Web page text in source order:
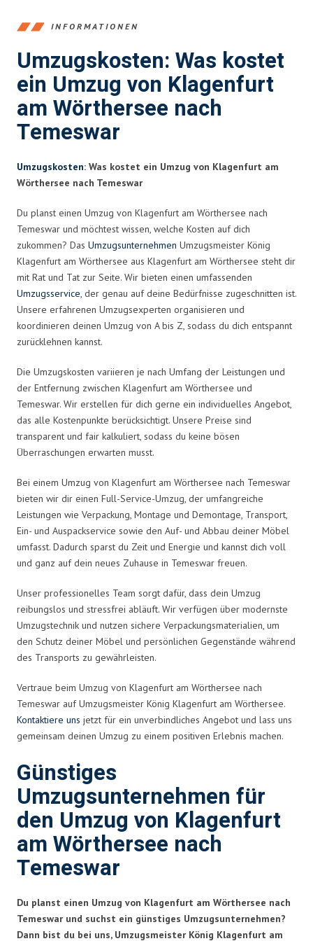
INFORMATIONEN
Umzugskosten: Was kostet
ein Umzug von Klagenfurt
am Wörthersee nach
Temeswar
Umzugskosten: Was kostet ein Umzug von Klagenfurt am
Wörthersee nach Temeswar
Du planst einen Umzug von Klagenfurt am Wörthersee nach
Temeswar und möchtest wissen, welche Kosten auf dich
zukommen? Das Umzugsunternehmen Umzugsmeister König
Klagenfurt am Wörthersee aus Klagenfurt am Wörthersee steht dir
mit Rat und Tat zur Seite. Wir bieten einen umfassenden
Umzugsservice, der genau auf deine Bedürfnisse zugeschnitten ist.
Unsere erfahrenen Umzugsexperten organisieren und
koordinieren deinen Umzug von A bis Z, sodass du dich entspannt
zurücklehnen kannst.
Die Umzugskosten variieren je nach Umfang der Leistungen und
der Entfernung zwischen Klagenfurt am Wörthersee und
Temeswar. Wir erstellen für dich gerne ein individuelles Angebot,
das alle Kostenpunkte berücksichtigt. Unsere Preise sind
transparent und fair kalkuliert, sodass du keine bösen
Überraschungen erwarten musst.
Bei einem Umzug von Klagenfurt am Wörthersee nach Temeswar
bieten wir dir einen Full-Service-Umzug, der umfangreiche
Leistungen wie Verpackung, Montage und Demontage, Transport,
Ein- und Auspackservice sowie den Auf- und Abbau deiner Möbel
umfasst. Dadurch sparst du Zeit und Energie und kannst dich voll
und ganz auf dein neues Zuhause in Temeswar freuen.
Unser professionelles Team sorgt dafür, dass dein Umzug
reibungslos und stressfrei abläuft. Wir verfügen über modernste
Umzugstechnik und nutzen sichere Verpackungsmaterialien, um
den Schutz deiner Möbel und persönlichen Gegenstände während
des Transports zu gewährleisten.
Vertraue beim Umzug von Klagenfurt am Wörthersee nach
Temeswar auf Umzugsmeister König Klagenfurt am Wörthersee.
Kontaktiere uns jetzt für ein unverbindliches Angebot und lass uns
gemeinsam deinen Umzug zu einem positiven Erlebnis machen.
Günstiges
Umzugsunternehmen für
den Umzug von Klagenfurt
am Wörthersee nach
Temeswar
Du planst einen Umzug von Klagenfurt am Wörthersee nach
Temeswar und suchst ein günstiges Umzugsunternehmen?
Dann bist du bei uns, Umzugsmeister König Klagenfurt am